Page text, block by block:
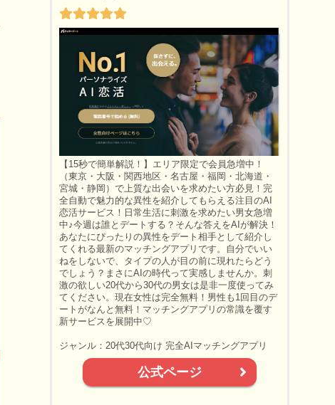
【15秒で簡単解説！】エリア限定で会員急増中！
（東京・大阪・関西地区・名古屋・福岡・北海道・
宮城・静岡）で上質な出会いを求めたい方必見！完
全自動で魅力的な異性を紹介してもらえる注目のAI
恋活サービス！日常生活に刺激を求めたい男女急増
中♪今週は誰とデートする？そんな答えをAIが解決！
あなたにぴったりの異性をデート相手として紹介し
てくれる最新のマッチングアプリです。自分でいい
ねをしないで、タイプの人が目の前に現れたらどう
でしょう？まさにAIの時代って実感しませんか。刺
激の欲しい20代から30代の男女は是非一度使ってみ
てください。現在女性は完全無料！男性も1回目のデ
ートがなんと無料！マッチングアプリの常識を覆す
新サービスを展開中♡
ジャンル：20代30代向け 完全AIマッチングアプリ
公式ページ